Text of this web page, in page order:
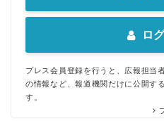
ロ
プレス会員登録を行うと、広報担当
の情報など、報道機関だけに公開す
す。
Japanese